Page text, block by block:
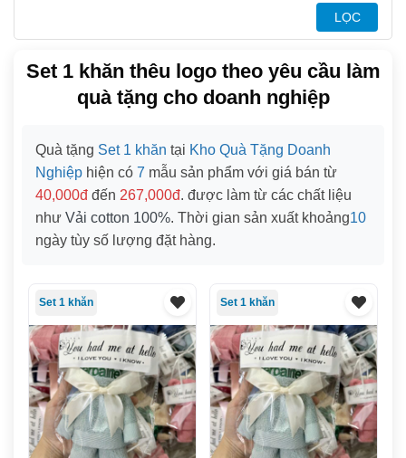
LỌC
Set 1 khăn thêu logo theo yêu cầu làm
quà tặng cho doanh nghiệp
Quà tặng Set 1 khăn tại Kho Quà Tặng Doanh
Nghiệp hiện có 7 mẫu sản phẩm với giá bán từ
40,000đ đến 267,000đ. được làm từ các chất liệu
như Vải cotton 100%. Thời gian sản xuất khoảng10
ngày tùy số lượng đặt hàng.
Set 1 khăn Set 1 khăn